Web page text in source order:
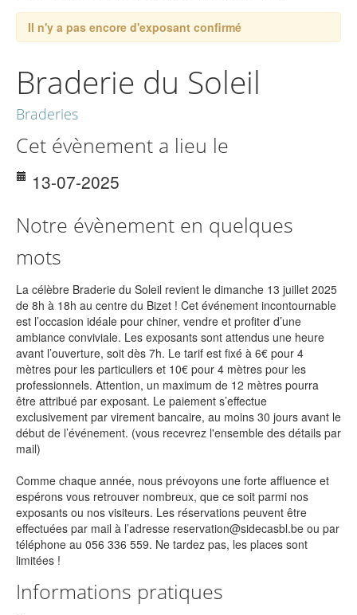
Il n'y a pas encore d'exposant confirmé
Braderie du Soleil
Braderies
Cet évènement a lieu le
13-07-2025
Notre évènement en quelques
mots
La célèbre Braderie du Soleil revient le dimanche 13 juillet 2025
de 8h à 18h au centre du Bizet ! Cet événement incontournable
est l’occasion idéale pour chiner, vendre et profiter d’une
ambiance conviviale. Les exposants sont attendus une heure
avant l’ouverture, soit dès 7h. Le tarif est fixé à 6€ pour 4
mètres pour les particuliers et 10€ pour 4 mètres pour les
professionnels. Attention, un maximum de 12 mètres pourra
être attribué par exposant. Le paiement s’effectue
exclusivement par virement bancaire, au moins 30 jours avant le
début de l’événement. (vous recevrez l'ensemble des détails par
mail)
Comme chaque année, nous prévoyons une forte affluence et
espérons vous retrouver nombreux, que ce soit parmi nos
exposants ou nos visiteurs. Les réservations peuvent être
effectuées par mail à l’adresse reservation@sidecasbl.be ou par
téléphone au 056 336 559. Ne tardez pas, les places sont
limitées !
Informations pratiques